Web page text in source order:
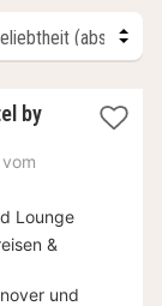
by
vom
Lounge
&
und